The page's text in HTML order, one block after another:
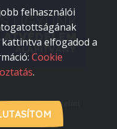
|
Adatvédelmi
szabályzat
felhasználói
elfogadod a
Cookie
.